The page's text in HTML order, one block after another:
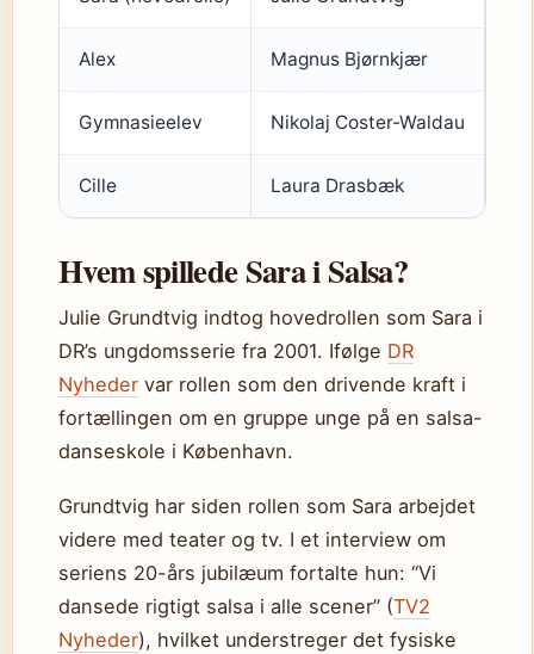
Alex Magnus Bjørnkjær
Gymnasieelev Nikolaj Coster-Waldau
Cille Laura Drasbæk
Hvem spillede Sara i Salsa?
Julie Grundtvig indtog hovedrollen som Sara i
DR’s ungdomsserie fra 2001. Ifølge DR
Nyheder var rollen som den drivende kraft i
fortællingen om en gruppe unge på en salsa-
danseskole i København.
Grundtvig har siden rollen som Sara arbejdet
videre med teater og tv. I et interview om
seriens 20-års jubilæum fortalte hun: “Vi
dansede rigtigt salsa i alle scener” (TV2
Nyheder), hvilket understreger det fysiske